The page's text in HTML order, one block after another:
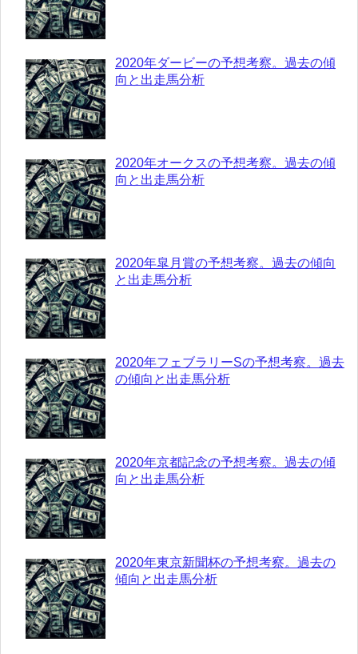
2020年ダービーの予想考察。過去の傾
向と出走馬分析
2020年オークスの予想考察。過去の傾
向と出走馬分析
2020年皐月賞の予想考察。過去の傾向
と出走馬分析
2020年フェブラリーSの予想考察。過去
の傾向と出走馬分析
2020年京都記念の予想考察。過去の傾
向と出走馬分析
2020年東京新聞杯の予想考察。過去の
傾向と出走馬分析